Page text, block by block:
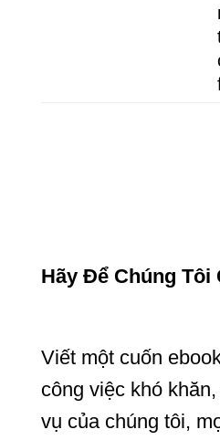
Hãy Để Chúng Tôi
Viết một cuốn
công việc khó
vụ của chúng tôi,